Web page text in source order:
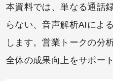
本資料では、単なる通話
らない、音声解析AIによ
します。営業トークの分
全体の成果向上をサポー